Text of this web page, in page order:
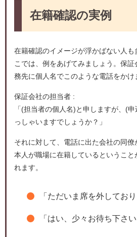
在籍確認の実例
在籍確認のイメージが浮かばない人も
こでは、例をあげてみましょう。保
務先に個人名でこのような電話をかけ
保証会社の担当者 :
「(担当者の個人名)と申しますが、(
っしゃいますでしょうか？」
それに対して、電話に出た会社の同僚
本人が職場に在籍しているということ
れます。
「ただいま席を外しており
「はい、少々お待ち下さい